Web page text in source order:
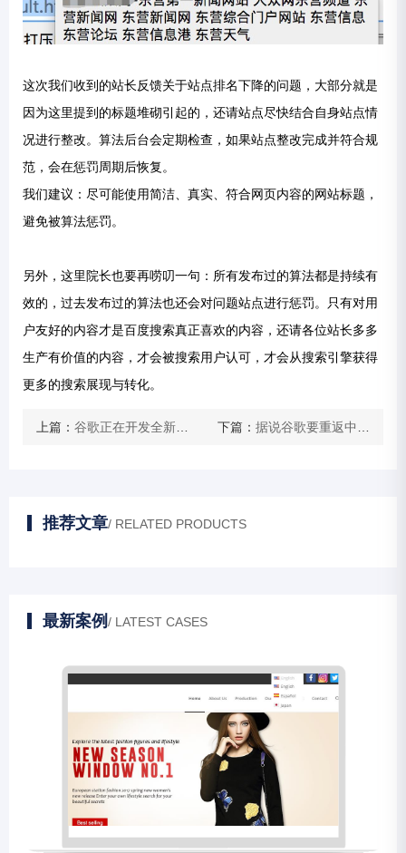
这次我们收到的站长反馈关于站点排名下降的问题，大部分就是
因为这里提到的标题堆砌引起的，还请站点尽快结合自身站点情
况进行整改。算法后台会定期检查，如果站点整改完成并符合规
范，会在惩罚周期后恢复。
我们建议：尽可能使用简洁、真实、符合网页内容的网站标题，
避免被算法惩罚。
另外，这里院长也要再唠叨一句：所有发布过的算法都是持续有
效的，过去发布过的算法也还会对问题站点进行惩罚。只有对用
户友好的内容才是百度搜索真正喜欢的内容，还请各位站长多多
生产有价值的内容，才会被搜索用户认可，才会从搜索引擎获得
更多的搜索展现与转化。
上篇： 谷歌正在开发全新系统Fuchsia兼容手机、平板和电脑 下篇： 据说谷歌要重返中国，百度李董说会再赢一次
推荐文章/ RELATED PRODUCTS
最新案例/ LATEST CASES